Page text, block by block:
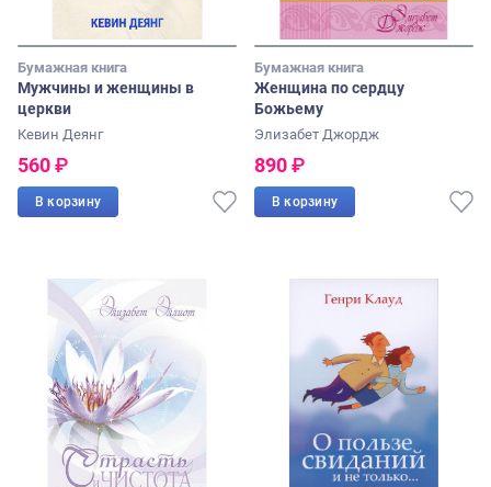
Бумажная книга
Мужчины и женщины в
церкви
Кевин Деянг
560₽
В корзину
Бумажная книга
Женщина по сердцу
Божьему
Элизабет Джордж
890₽
В корзину